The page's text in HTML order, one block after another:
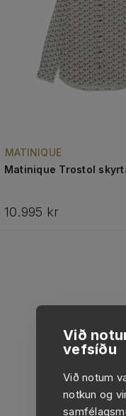
Við
vefsíðu
Við notum
notkun og
MATINIQUE
Matinique Trostol
10.995 kr